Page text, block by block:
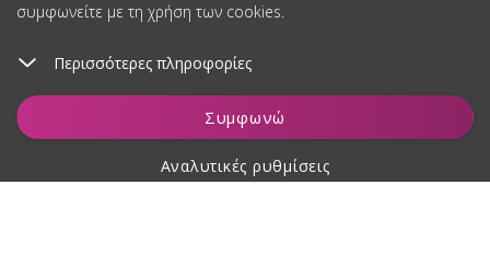
συμφωνείτε με τη χρήση των cookies.
Περισσότερες πληροφορίες
Συμφωνώ
Αναλυτικές ρυθμίσεις
Προσθήκη στο καλάθι